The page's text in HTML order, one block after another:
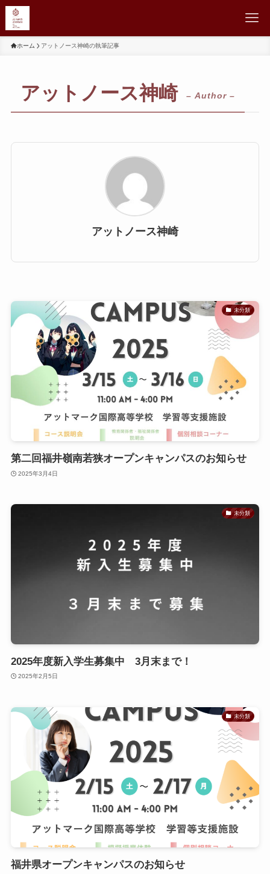
ホーム アットノース神崎の執筆記事
アットノース神崎 – Author –
アットノース神崎
未分類
第二回福井嶺南若狭オープンキャンパスのお知らせ
2025年3月4日
未分類
2025年度新入学生募集中 3月末まで！
2025年2月5日
未分類
福井県オープンキャンパスのお知らせ